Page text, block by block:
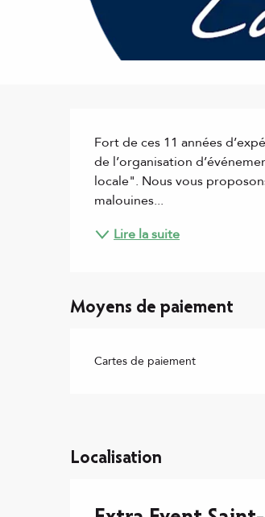
Fort de ces 11 années
de l’organisation
locale". Nous vous
malouines...
Lire la suite
Moyens de paiement
Cartes de paiement
Localisation